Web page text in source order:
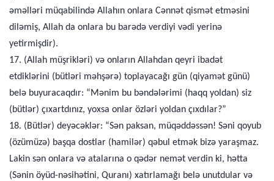
əməlləri müqabilində Allahın onlara Cənnət qismət etməsini
diləmiş, Allah da onlara bu barədə verdiyi vədi yerinə
yetirmişdir).
17. (Allah müşrikləri) və onların Allahdan qeyri ibadət
etdiklərini (bütləri məhşərə) toplayacağı gün (qiyamət günü)
belə buyuracaqdır: “Mənim bu bəndələrimi (haqq yoldan) siz
(bütlər) çıxartdınız, yoxsa onlar özləri yoldan çıxdılar?”
18. (Bütlər) deyəcəklər: “Sən paksan, müqəddəssən! Səni qoyub
(özümüzə) başqa dostlar (hamilər) qəbul etmək bizə yaraşmaz.
Lakin sən onlara və atalarına o qədər nemət verdin ki, hətta
(Sənin öyüd-nəsihətini, Quranı) xatırlamağı belə unutdular və